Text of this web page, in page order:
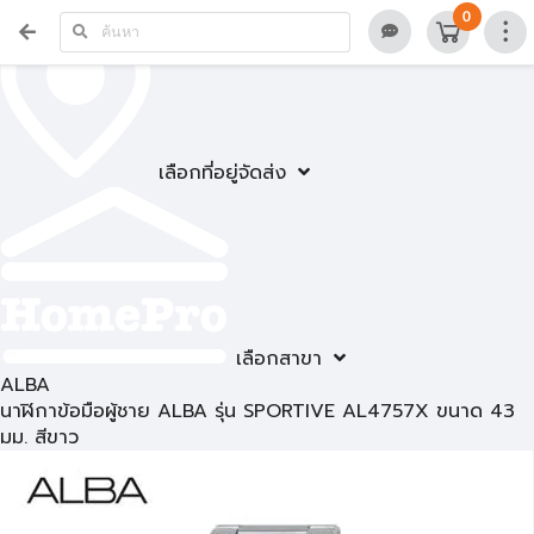
เลือกที่อยู่จัดส่ง
เลือกสาขา
0
ALBA
นาฬิกาข้อมือผู้ชาย ALBA รุ่น SPORTIVE AL4757X ขนาด 43
มม. สีขาว